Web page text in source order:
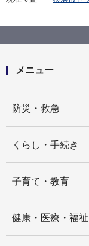
障害自立
ＮＨＫ受
メニュー
防災・救急
くらし・手続き
子育て・教育
健康・医療・福祉